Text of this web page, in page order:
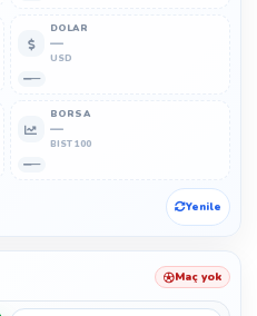
DOLAR
—
USD
—
BORSA
—
BIST 100
—
Yenile
Maç yok